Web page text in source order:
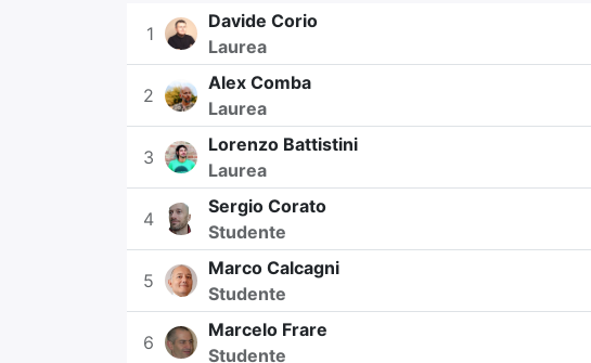
1
Davide Corio
Laurea
2
Alex Comba
Laurea
3
Lorenzo Battistini
Laurea
4
Sergio Corato
Studente
5
Marco Calcagni
Studente
6
Marcelo Frare
Studente